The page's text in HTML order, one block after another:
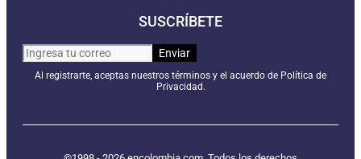
SUSCRÍBETE
Al registrarte, aceptas nuestros términos y el acuerdo de Política de
Privacidad.